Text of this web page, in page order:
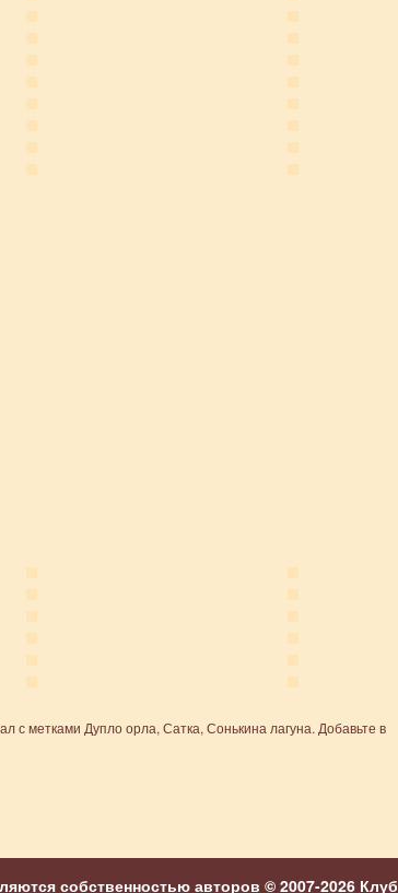
с метками Дупло орла, Сатка, Сонькина лагуна. Добавьте в
собственностью авторов © 2007-2026 Клуб